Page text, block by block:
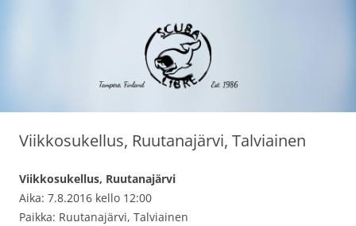
Viikkosukellus, Ruutanajärvi, Talviainen
Viikkosukellus, Ruutanajärvi
Aika: 7.8.2016 kello 12:00
Paikka: Ruutanajärvi, Talviainen